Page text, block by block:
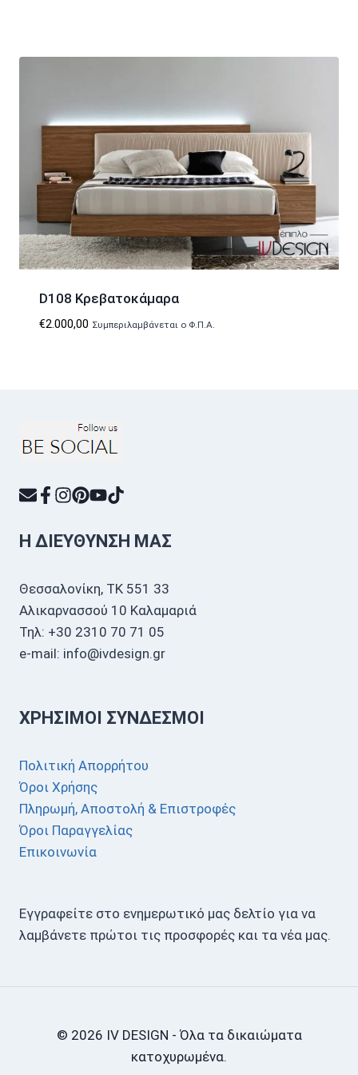
D108 Κρεβατοκάμαρα
€2.000,00 Συμπεριλαμβάνεται ο Φ.Π.Α.
Η ΔΙΕΎΘΥΝΣΗ ΜΑΣ
Θεσσαλονίκη, ΤΚ 551 33
Αλικαρνασσού 10 Καλαμαριά
Τηλ: +30 2310 70 71 05
e-mail: info@ivdesign.gr
ΧΡΉΣΙΜΟΙ ΣΎΝΔΕΣΜΟΙ
Πολιτική Απορρήτου
Όροι Χρήσης
Πληρωμή, Αποστολή & Επιστροφές
Όροι Παραγγελίας
Επικοινωνία
Εγγραφείτε στο ενημερωτικό μας δελτίο για να
λαμβάνετε πρώτοι τις προσφορές και τα νέα μας.
© 2026 IV DESIGN - Όλα τα δικαιώματα
κατοχυρωμένα.